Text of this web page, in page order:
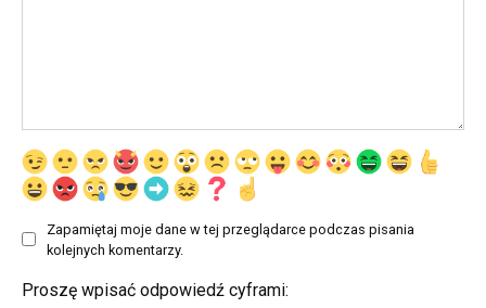
Zapamiętaj moje dane w tej przeglądarce podczas pisania
kolejnych komentarzy.
Proszę wpisać odpowiedź cyframi: